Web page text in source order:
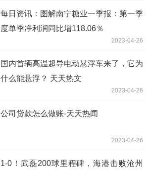
每日资讯：图解南宁糖业一季报：第一季
度单季净利润同比增118.06％
2023-04-26
国内首辆高温超导电动悬浮车来了，它为
什么能悬浮？ 天天热文
2023-04-26
公司贷款怎么做账-天天热闻
2023-04-26
1-0！武磊200球里程碑，海港击败沧州